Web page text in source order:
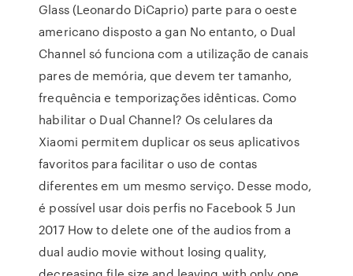
Glass (Leonardo DiCaprio) parte para o oeste
americano disposto a gan No entanto, o Dual
Channel só funciona com a utilização de canais
pares de memória, que devem ter tamanho,
frequência e temporizações idênticas. Como
habilitar o Dual Channel? Os celulares da
Xiaomi permitem duplicar os seus aplicativos
favoritos para facilitar o uso de contas
diferentes em um mesmo serviço. Desse modo,
é possível usar dois perfis no Facebook 5 Jun
2017 How to delete one of the audios from a
dual audio movie without losing quality,